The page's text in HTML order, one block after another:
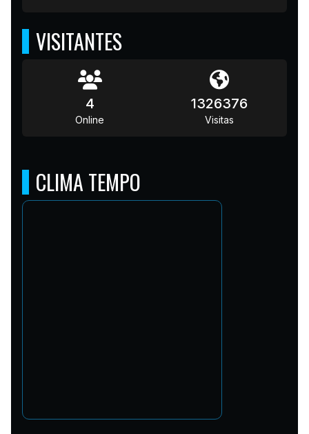
VISITANTES
4
Online
1326376
Visitas
CLIMA TEMPO